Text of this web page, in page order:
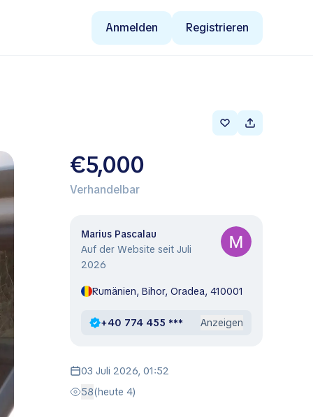
Anmelden Registrieren
€5,000
Verhandelbar
Marius Pascalau
Auf der Website seit Juli
2026
Rumänien, Bihor, Oradea, 410001
+40 774 455 *** Anzeigen
03 Juli 2026, 01:52
58(heute 4)